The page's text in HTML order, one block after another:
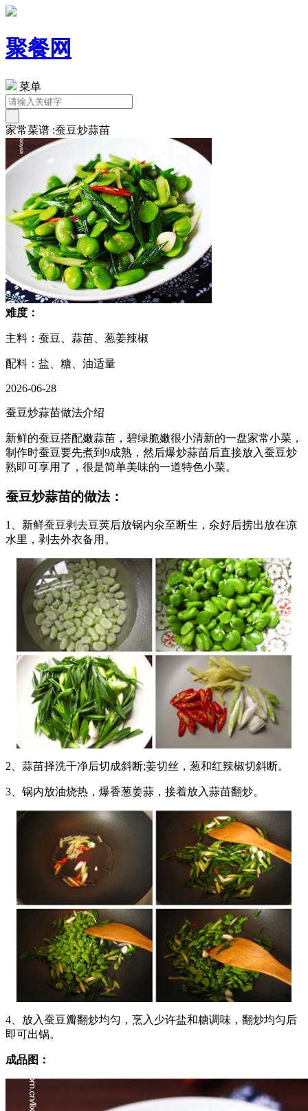
聚餐网
菜单
家常菜谱 :蚕豆炒蒜苗
难度：
主料：蚕豆、蒜苗、葱姜辣椒
配料：盐、糖、油适量
2026-06-28
蚕豆炒蒜苗做法介绍
新鲜的蚕豆搭配嫩蒜苗，碧绿脆嫩很小清新的一盘家常小菜，
制作时蚕豆要先煮到9成熟，然后爆炒蒜苗后直接放入蚕豆炒
熟即可享用了，很是简单美味的一道特色小菜。
蚕豆炒蒜苗的做法：
1、新鲜蚕豆剥去豆荚后放锅内氽至断生，氽好后捞出放在凉
水里，剥去外衣备用。
2、蒜苗择洗干净后切成斜断;姜切丝，葱和红辣椒切斜断。
3、锅内放油烧热，爆香葱姜蒜，接着放入蒜苗翻炒。
4、放入蚕豆瓣翻炒均匀，烹入少许盐和糖调味，翻炒均匀后
即可出锅。
成品图：